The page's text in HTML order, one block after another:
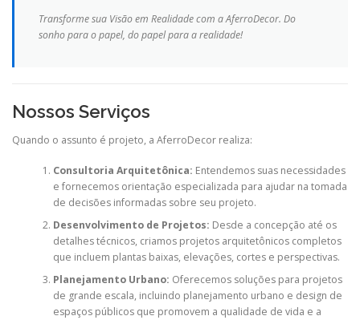
Transforme sua Visão em Realidade com a AferroDecor. Do
sonho para o papel, do papel para a realidade!
Nossos Serviços
Quando o assunto é projeto, a AferroDecor realiza:
Consultoria Arquitetônica: Entendemos suas necessidades
e fornecemos orientação especializada para ajudar na tomada
de decisões informadas sobre seu projeto.
Desenvolvimento de Projetos: Desde a concepção até os
detalhes técnicos, criamos projetos arquitetônicos completos
que incluem plantas baixas, elevações, cortes e perspectivas.
Planejamento Urbano: Oferecemos soluções para projetos
de grande escala, incluindo planejamento urbano e design de
espaços públicos que promovem a qualidade de vida e a